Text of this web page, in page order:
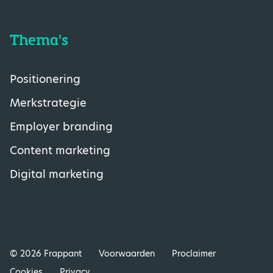
Thema's
Positionering
Merkstrategie
Employer branding
Content marketing
Digital marketing
© 2026 Frappant Voorwaarden
Proclaimer